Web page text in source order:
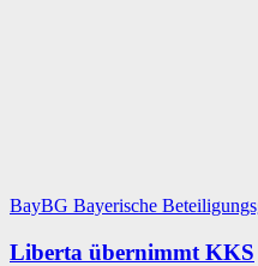
BayBG Bayerische
Liberta übernimmt KKS